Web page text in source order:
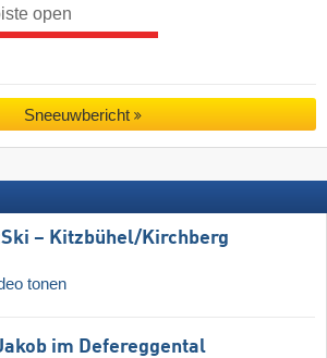
open
Sneeuwbericht
– Kitzbühel/​Kirchberg
tonen
im Defereggental